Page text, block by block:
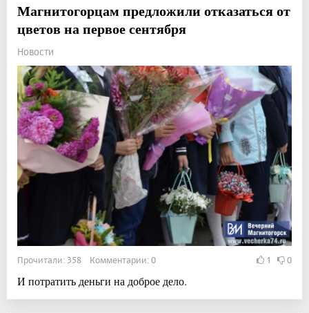
Магнитогорцам предложили отказаться от
цветов на первое сентября
Новости
Прочитали: 358 Комментарии: 0 1 0
И потратить деньги на доброе дело.